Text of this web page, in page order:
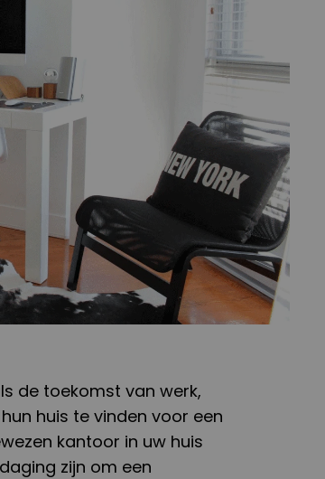
de toekomst van werk,
huis te vinden voor een
kantoor in uw huis
zijn om een